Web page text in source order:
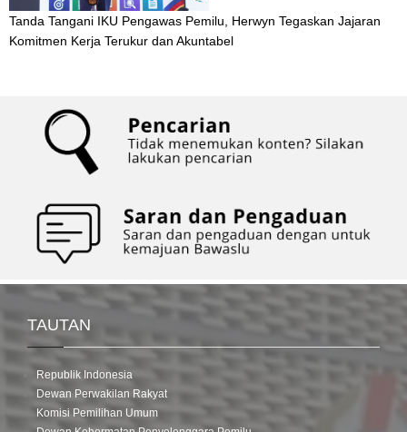
Tanda Tangani IKU Pengawas Pemilu, Herwyn Tegaskan Jajaran
Komitmen Kerja Terukur dan Akuntabel
TAUTAN
Republik Indonesia
Dewan Perwakilan Rakyat
Komisi Pemilihan Umum